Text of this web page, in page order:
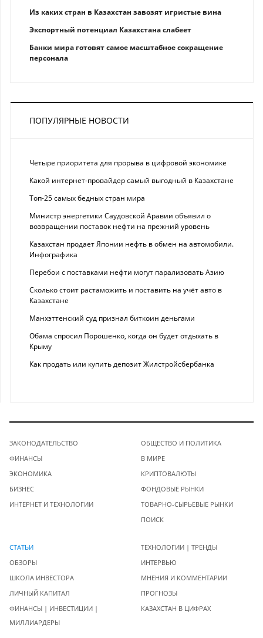
Из каких стран в Казахстан завозят игристые вина
Экспортный потенциал Казахстана слабеет
Банки мира готовят самое масштабное сокращение
персонала
ПОПУЛЯРНЫЕ НОВОСТИ
Четыре приоритета для прорыва в цифровой экономике
Какой интернет-провайдер самый выгодный в Казахстане
Топ-25 самых бедных стран мира
Министр энергетики Саудовской Аравии объявил о
возвращении поставок нефти на прежний уровень
Казахстан продает Японии нефть в обмен на автомобили.
Инфографика
Перебои с поставками нефти могут парализовать Азию
Сколько стоит растаможить и поставить на учёт авто в
Казахстане
Манхэттенский суд признал биткоин деньгами
Обама спросил Порошенко, когда он будет отдыхать в
Крыму
Как продать или купить депозит Жилстройсбербанка
ЗАКОНОДАТЕЛЬСТВО
ФИНАНСЫ
ЭКОНОМИКА
БИЗНЕС
ИНТЕРНЕТ И ТЕХНОЛОГИИ
ОБЩЕСТВО И ПОЛИТИКА
В МИРЕ
КРИПТОВАЛЮТЫ
ФОНДОВЫЕ РЫНКИ
ТОВАРНО-СЫРЬЕВЫЕ РЫНКИ
ПОИСК
СТАТЬИ
ОБЗОРЫ
ШКОЛА ИНВЕСТОРА
ЛИЧНЫЙ КАПИТАЛ
ФИНАНСЫ | ИНВЕСТИЦИИ |
МИЛЛИАРДЕРЫ
ТЕХНОЛОГИИ | ТРЕНДЫ
ИНТЕРВЬЮ
МНЕНИЯ И КОММЕНТАРИИ
ПРОГНОЗЫ
КАЗАХСТАН В ЦИФРАХ